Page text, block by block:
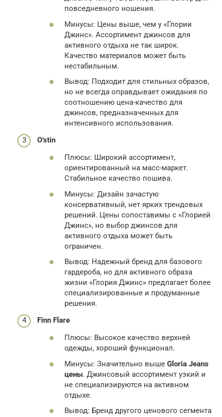
повседневного ношения.
Минусы: Цены выше, чем у «Глории
Джинс». Ассортимент джинсов для
активного отдыха не так широк.
Качество материалов может быть
нестабильным.
Вывод: Подходит для стильных образов,
но не всегда оправдывает ожидания по
соотношению цена-качество для
джинсов, предназначенных для
интенсивного использования.
O’stin
Плюсы: Широкий ассортимент,
ориентированный на масс-маркет.
Стабильное качество пошива.
Минусы: Дизайн зачастую
консервативный, нет ярких трендовых
решений. Цены сопоставимы с «Глорией
Джинс», но выбор джинсов для
активного отдыха может быть
ограничен.
Вывод: Надежный бренд для базового
гардероба, но для активного образа
жизни «Глория Джинс» предлагает более
специализированные и продуманные
решения.
Finn Flare
Плюсы: Высокое качество верхней
одежды, хороший функционал.
Минусы: Значительно выше Gloria Jeans
цены. Джинсовый ассортимент узкий и
не специализируются на активном
отдыхе.
Вывод: Бренд другого ценового сегмента